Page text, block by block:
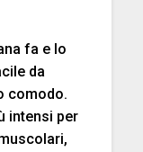
fa e lo
da
comodo.
intensi per